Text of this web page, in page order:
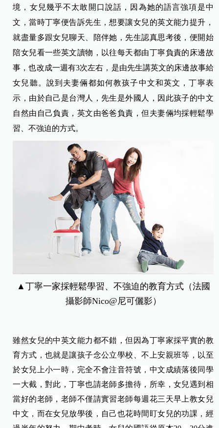
境，女兒幾乎不太敢開口說話，因為她的語言強項是中
文，當時丁寧便告訴先生，想要讓女兒的英文能力提升，
就盡量多跟女兒聊天、陪伴她，先生認真思考後，便開始
陪女兒看一些英文讀物，以往每天都由丁寧負責的床邊故
事，也改成一週有3次左右，是由先生講英文的床邊故事給
女兒聽。說到夫妻倆都如何教孩子中文和英文，丁寧表
示，由於自己是台灣人，先生是外國人，因此孩子的中文
自然由自己負責，英文由爸爸負責，但夫妻倆均採輕鬆學
習、不強迫的方式。
▲丁寧一家採輕鬆學習、不強迫的教育方式（法國
攝影師Nico@尼可儷影）
雖然女兒的中英文能力都不錯，但因為丁寧家採平實的教
育方式，也就是讓孩子念公立學校、不上安親班等，以至
於女兒上小一時，完全不會注音符號，中文成績落後同學
一大截，對此，丁寧也請老師多擔待，所幸，女兒遇到相
當好的老師，老師不僅請實習老師每週花三天早上教女兒
中文，而在女兒放學後，自己也花時間盯女兒的功課，經